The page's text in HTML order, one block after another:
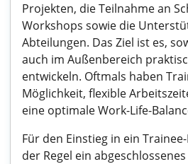
Projekten, die Teilnahme an
Workshops sowie die
Abteilungen. Das Ziel ist es,
auch im Außenbereich
entwickeln. Oftmals haben
Möglichkeit, flexible
eine optimale Work-Life-
Für den Einstieg in ein
der Regel ein